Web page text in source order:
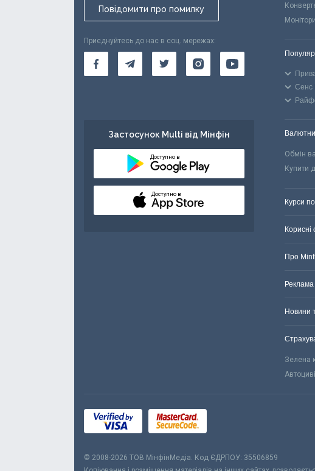
Повідомити про помилку
Приєднуйтесь до нас в соц. мережах:
Застосунок Multi від Мінфін
Доступно в
Доступно в
Сенс
Обмін
Купити
Курси
Корисні
Про
Реклама
Новини
Зелена
© 2008-2026 ТОВ МiнфiнМедiа. Код ЄДРПОУ: 35506859